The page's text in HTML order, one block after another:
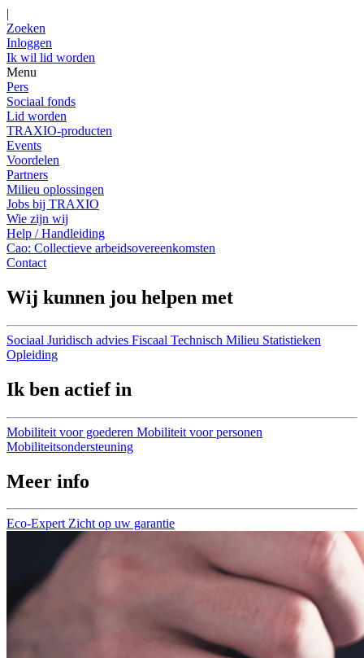
|
Zoeken
Inloggen
Ik wil lid worden
Menu
Pers
Sociaal fonds
Lid worden
TRAXIO-producten
Events
Voordelen
Partners
Milieu oplossingen
Jobs bij TRAXIO
Wie zijn wij
Help / Handleiding
Cao: Collectieve arbeidsovereenkomsten
Contact
Wij kunnen jou helpen met
Sociaal Juridisch advies Fiscaal Technisch Milieu Statistieken
Opleiding
Ik ben actief in
Mobiliteit voor goederen Mobiliteit voor personen
Mobiliteitsondersteuning
Meer info
Eco-Expert Zicht op uw garantie